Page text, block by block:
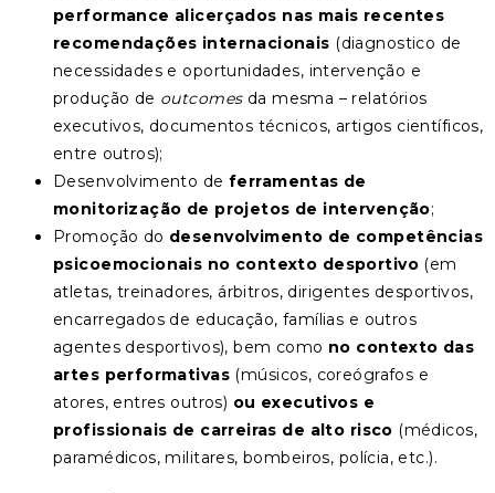
performance alicerçados nas mais recentes
recomendações internacionais (diagnostico de
necessidades e oportunidades, intervenção e
produção de outcomesda mesma – relatórios
executivos, documentos técnicos, artigos científicos,
entre outros);
Desenvolvimento de ferramentas de
monitorização de projetos de intervenção;
Promoção do desenvolvimento de competências
psicoemocionais no contexto desportivo(em
atletas, treinadores, árbitros, dirigentes desportivos,
encarregados de educação, famílias e outros
agentes desportivos), bem como no contexto das
artes performativas(músicos, coreógrafos e
atores, entres outros) ou executivos e
profissionais de carreiras de alto risco (médicos,
paramédicos, militares, bombeiros, polícia, etc.).